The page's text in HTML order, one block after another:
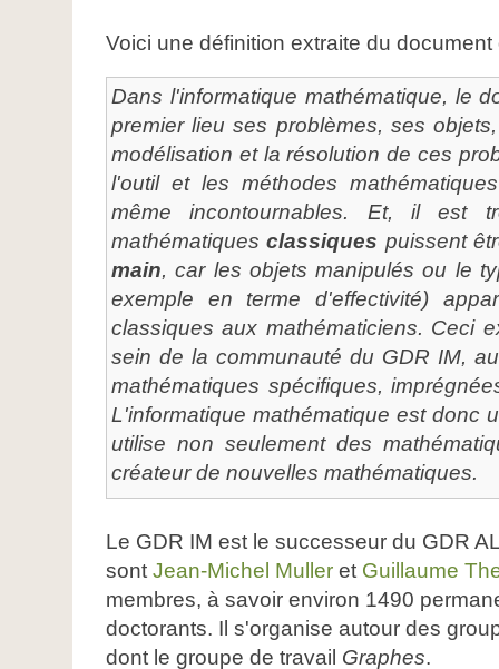
Voici une définition extraite du
Dans l'informatique mathématique, le
premier lieu ses problèmes, ses
modélisation et la résolution de ces
l'outil et les méthodes
même incontournables. Et, il est
mathématiquesclassiques puissent
main, car les objets manipulés ou le
exemple en terme d'effectivité)
classiques aux mathématiciens. Ceci
sein de la communauté du GDR IM,
mathématiques spécifiques,
L'informatique mathématique est donc
utilise non seulement des
créateur de nouvelles mathématiques.
Le GDR IM est le successeur du GDR
sont Jean-Michel Muller et Guillaume
membres, à savoir environ 1490
doctorants. Il s'organise autour des
dont le groupe de travail Graphes.